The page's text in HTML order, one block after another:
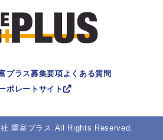
プラス募集要項 よくある質問
ポレートサイト
重富プラス.All Rights Reserved.